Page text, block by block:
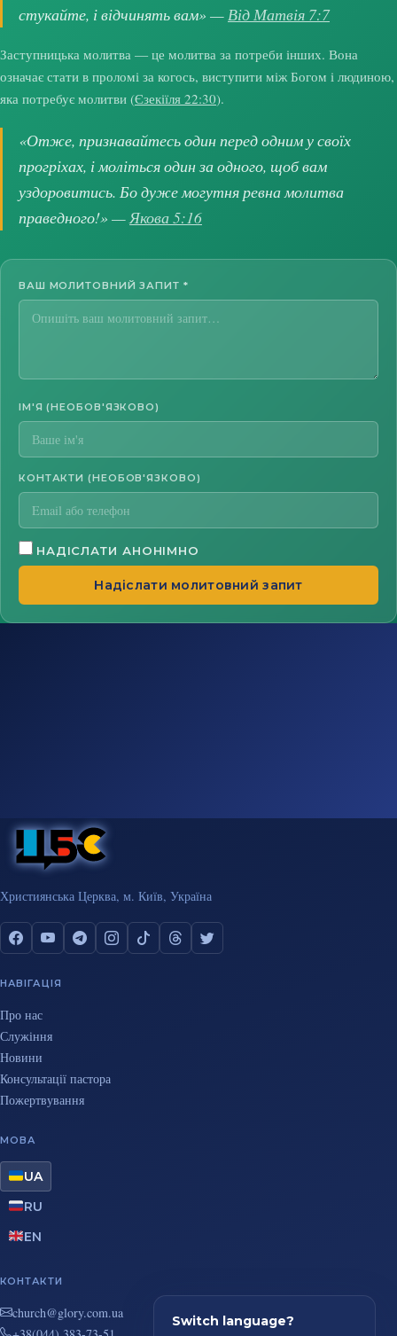
стукайте, і відчинять вам» —Від Матвія 7:7
Заступницька молитва — це молитва за потреби інших. Вона
означає стати в проломі за когось, виступити між Богом і людиною,
яка потребує молитви (Єзекіїля 22:30).
«Отже, признавайтесь один перед одним у своїх
прогріхах, і моліться один за одного, щоб вам
уздоровитись. Бо дуже могутня ревна молитва
праведного!» —Якова 5:16
ВАШ МОЛИТОВНИЙ ЗАПИТ *
ІМ'Я (НЕОБОВ'ЯЗКОВО)
КОНТАКТИ (НЕОБОВ'ЯЗКОВО)
НАДІСЛАТИ АНОНІМНО
Надіслати молитовний запит
Християнська Церква, м. Київ, Україна
НАВІГАЦІЯ
Про нас
Служіння
Новини
Консультації пастора
Пожертвування
МОВА
UA
RU
EN
КОНТАКТИ
au.moc.yrolg@hcruhc
Switch language?